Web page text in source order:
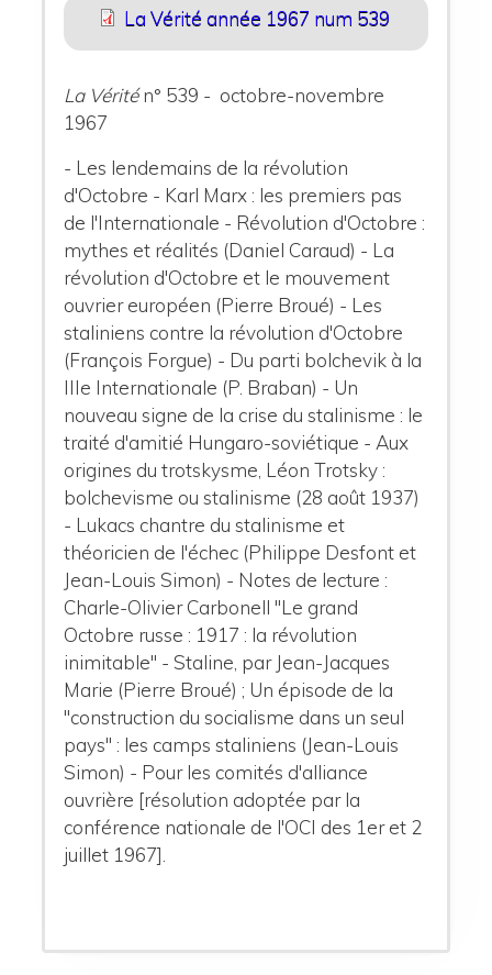
La Vérité année 1967 num 539
La Véritén° 539 - octobre-novembre
1967
- Les lendemains de la révolution
d'Octobre - Karl Marx : les premiers pas
de l'Internationale - Révolution d'Octobre :
mythes et réalités (Daniel Caraud) - La
révolution d'Octobre et le mouvement
ouvrier européen (Pierre Broué) - Les
staliniens contre la révolution d'Octobre
(François Forgue) - Du parti bolchevik à la
IIIe Internationale (P. Braban) - Un
nouveau signe de la crise du stalinisme : le
traité d'amitié Hungaro-soviétique - Aux
origines du trotskysme, Léon Trotsky :
bolchevisme ou stalinisme (28 août 1937)
- Lukacs chantre du stalinisme et
théoricien de l'échec (Philippe Desfont et
Jean-Louis Simon) - Notes de lecture :
Charle-Olivier Carbonell "Le grand
Octobre russe : 1917 : la révolution
inimitable" - Staline, par Jean-Jacques
Marie (Pierre Broué) ; Un épisode de la
"construction du socialisme dans un seul
pays" : les camps staliniens (Jean-Louis
Simon) - Pour les comités d'alliance
ouvrière [résolution adoptée par la
conférence nationale de l'OCI des 1er et 2
juillet 1967].